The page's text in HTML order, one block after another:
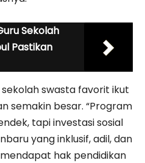
Sekolah
Pastikan
swasta favorit ikut
semakin besar. “Program
tapi investasi sosial
yang inklusif, adil, dan
hak pendidikan